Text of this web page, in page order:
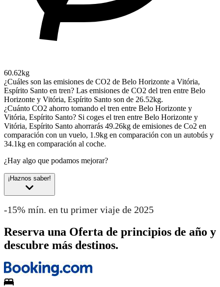
60.62kg
¿Cuáles son las emisiones de CO2 de Belo Horizonte a Vitória,
Espírito Santo en tren? Las emisiones de CO2 del tren entre Belo
Horizonte y Vitória, Espírito Santo son de 26.52kg.
¿Cuánto CO2 ahorro tomando el tren entre Belo Horizonte y
Vitória, Espírito Santo? Si coges el tren entre Belo Horizonte y
Vitória, Espírito Santo ahorrarás 49.26kg de emisiones de Co2 en
comparación con un vuelo, 1.9kg en comparación con un autobús y
34.1kg en comparación al coche.
¿Hay algo que podamos mejorar?
¡Haznos saber!
-15% mín. en tu primer viaje de 2025
Reserva una Oferta de principios de año y
descubre más destinos.